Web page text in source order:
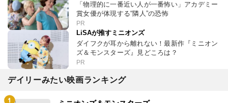
「物理的に一番近い人が一番怖い」アカデミー
賞女優が体現する“隣人”の恐怖
PR
LiSAが推すミニオンズ
ダイフクが耳から離れない！最新作『ミニオン
ズ＆モンスターズ』見どころは？
PR
デイリーみたい映画ランキング